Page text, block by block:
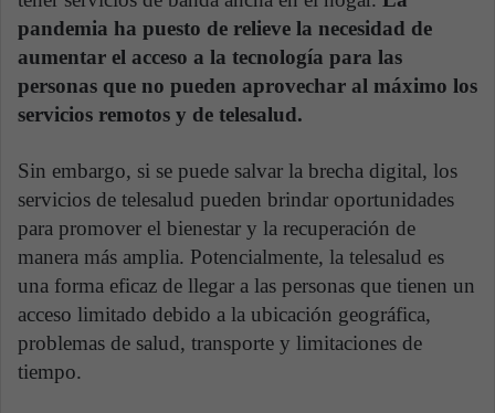
pandemia ha puesto de relieve la necesidad de
aumentar el acceso a la tecnología para las
personas que no pueden aprovechar al máximo los
servicios remotos y de telesalud.
Sin embargo, si se puede salvar la brecha digital, los
servicios de telesalud pueden brindar oportunidades
para promover el bienestar y la recuperación de
manera más amplia. Potencialmente, la telesalud es
una forma eficaz de llegar a las personas que tienen un
acceso limitado debido a la ubicación geográfica,
problemas de salud, transporte y limitaciones de
tiempo.